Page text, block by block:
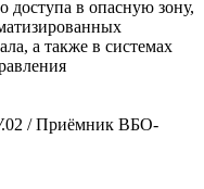
доступа в опасную зону,
а также в системах
/ Приёмник ВБО-